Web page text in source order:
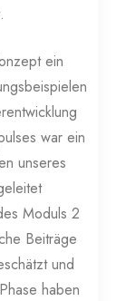
ein
war ein
unseres
Moduls 2
Beiträge
und
haben